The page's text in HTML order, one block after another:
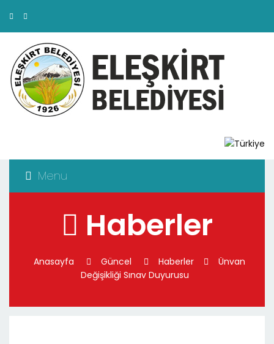
Menu
Haberler
Anasayfa Güncel Haberler
Ünvan
Değişikliği Sınav Duyurusu